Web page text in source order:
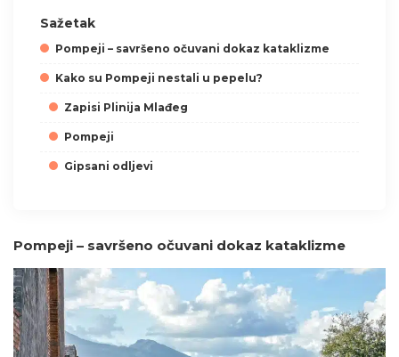
Sažetak
Pompeji – savršeno očuvani dokaz kataklizme
Kako su Pompeji nestali u pepelu?
Zapisi Plinija Mlađeg
Pompeji
Gipsani odljevi
Pompeji – savršeno očuvani dokaz kataklizme